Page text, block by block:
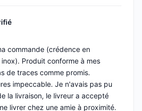
commande (crédence en
Produit conforme à mes
de traces comme promis.
impeccable. Je n'avais pas pu
la livraison, le livreur a accepté
livrer chez une amie à proximité.